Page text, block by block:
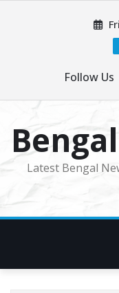
Follow Us
Latest Bengal